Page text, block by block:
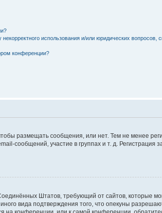
использования и/или юридических вопросов,
конференции?
размещать сообщения, или нет. Тем не менее
сообщений, участие в группах и т. д. Регистрация
Штатов, требующий от сайтов, которые
вида подтверждения того, что опекуны